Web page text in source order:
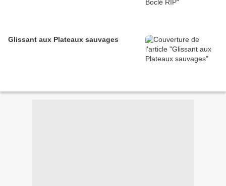
Glissant aux Plateaux sauvages